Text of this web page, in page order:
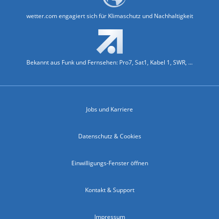
wetter.com engagiert sich für Klimaschutz und Nachhaltigkeit
Bekannt aus Funk und Fernsehen: Pro7, Sat1, Kabel 1, SWR, ...
Jobs und Karriere
Datenschutz & Cookies
Einwilligungs-Fenster öffnen
Kontakt & Support
Impressum